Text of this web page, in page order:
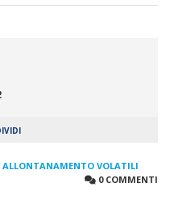
ALLONTANAMENTO VOLATILI
0 COMMENTI